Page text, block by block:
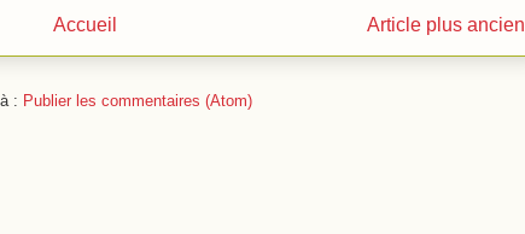
Article plus ancien
Accueil
: Publier les commentaires (Atom)